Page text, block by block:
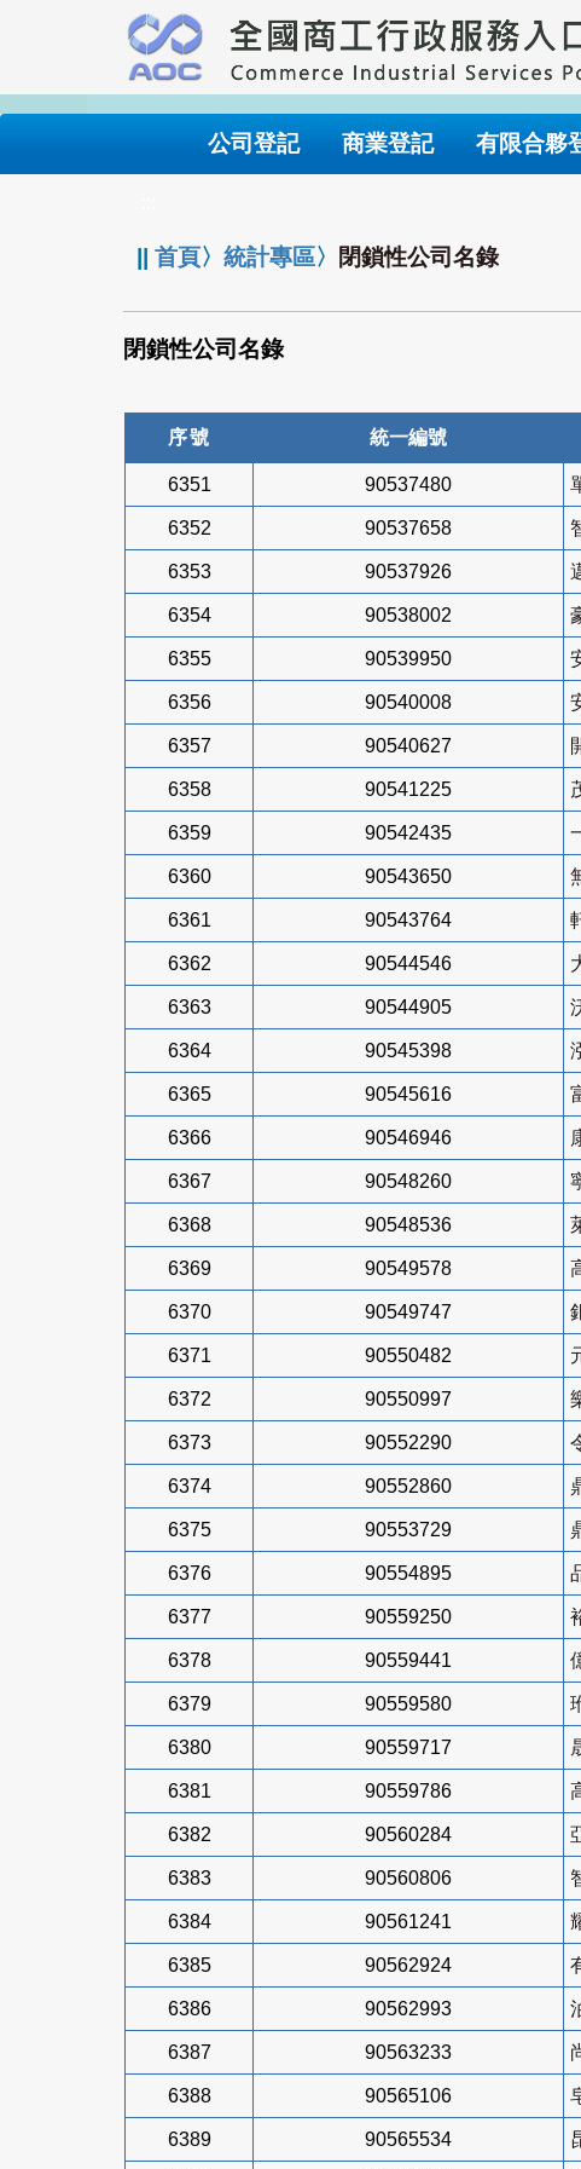
要
內
公司登記 商業登記 有限合夥
||首頁〉統計專區〉 閉鎖性公司名錄
閉鎖性公司名錄
序號 統一編號
6351 90537480
6352 90537658
6353 90537926
6354 90538002
6355 90539950
6356 90540008
6357 90540627
6358 90541225
6359 90542435
6360 90543650
6361 90543764
6362 90544546
6363 90544905
6364 90545398
6365 90545616
6366 90546946
6367 90548260
6368 90548536
6369 90549578
6370 90549747
6371 90550482
6372 90550997
6373 90552290
6374 90552860
6375 90553729
6376 90554895
6377 90559250
6378 90559441
6379 90559580
6380 90559717
6381 90559786
6382 90560284
6383 90560806
6384 90561241
6385 90562924
6386 90562993
6387 90563233
6388 90565106
6389 90565534